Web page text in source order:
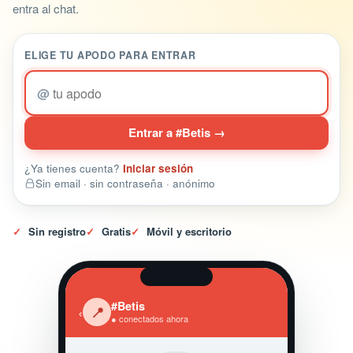
entra al chat.
ELIGE TU APODO PARA ENTRAR
@
Entrar a #Betis →
¿Ya tienes cuenta? Iniciar sesión
Sin email · sin contraseña · anónimo
✓ Sin registro✓ Gratis✓ Móvil y escritorio
‹ 📍 #Betis
● conectados ahora